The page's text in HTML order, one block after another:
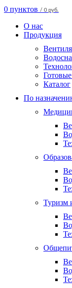
0 пунктов / 0 руб.
О нас
Продукция
Каталог
По
Туризм